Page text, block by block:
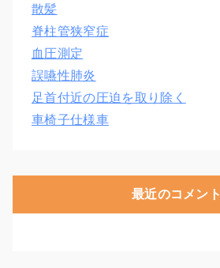
散髪
脊柱管狭窄症
血圧測定
誤嚥性肺炎
足首付近の圧迫を取り除く
車椅子仕様車
最近のコメント